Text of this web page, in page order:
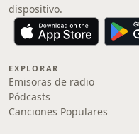
dispositivo.
EXPLORAR
Emisoras de radio
Pódcasts
Canciones Populares